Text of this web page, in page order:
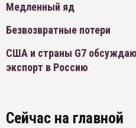
Медленный яд
Безвозвратные потери
США и страны G7
экспорт в Россию
Сейчас на главной